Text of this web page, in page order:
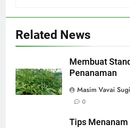
Related News
Membuat
Penanaman
Masim Vavai
0
Tips